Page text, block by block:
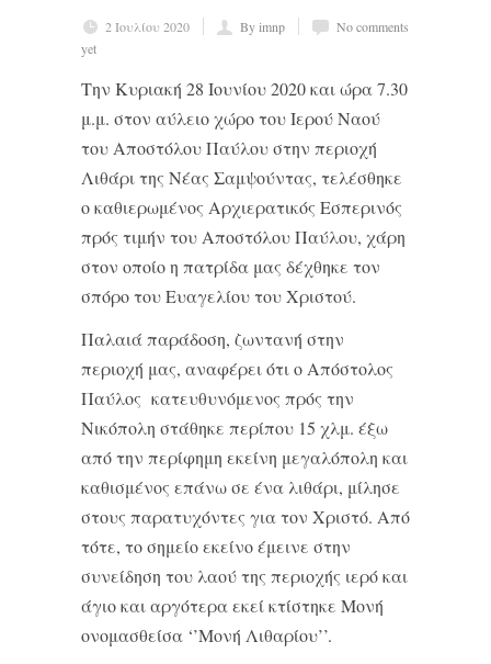
2 Ιουλίου 2020 By imnp
No comments
yet
Την Κυριακή 28 Ιουνίου 2020 και ώρα 7.30
μ.μ. στον αύλειο χώρο του Ιερού Ναού
του Αποστόλου Παύλου στην περιοχή
Λιθάρι της Νέας Σαμψούντας, τελέσθηκε
ο καθιερωμένος Αρχιερατικός Εσπερινός
πρός τιμήν του Αποστόλου Παύλου, χάρη
στον οποίο η πατρίδα μας δέχθηκε τον
σπόρο του Ευαγελίου του Χριστού.
Παλαιά παράδοση, ζωντανή στην
περιοχή μας, αναφέρει ότι ο Απόστολος
Παύλος κατευθυνόμενος πρός την
Νικόπολη στάθηκε περίπου 15 χλμ. έξω
από την περίφημη εκείνη μεγαλόπολη και
καθισμένος επάνω σε ένα λιθάρι, μίλησε
στους παρατυχόντες για τον Χριστό. Από
τότε, το σημείο εκείνο έμεινε στην
συνείδηση του λαού της περιοχής ιερό και
άγιο και αργότερα εκεί κτίστηκε Μονή
ονομασθείσα ‘’Μονή Λιθαρίου’’.